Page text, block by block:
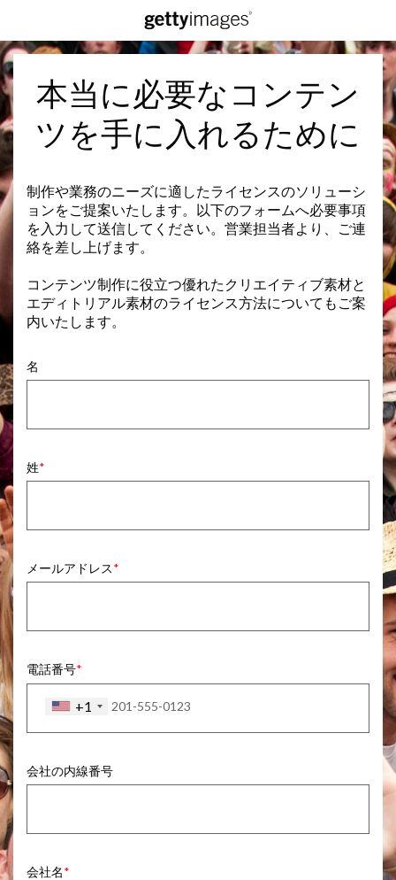
本当に必要なコンテン
ツを手に入れるために
制作や業務のニーズに適したライセンスのソリューシ
ョンをご提案いたします。以下のフォームへ必要事項
を入力して送信してください。営業担当者より、ご連
絡を差し上げます。
コンテンツ制作に役立つ優れたクリエイティブ素材と
エディトリアル素材のライセンス方法についてもご案
内いたします。
名
姓
メールアドレス
電話番号
+1
会社の内線番号
会社名